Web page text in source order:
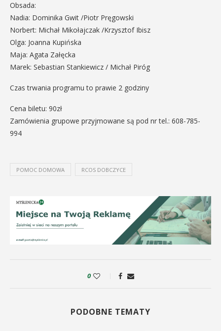
Obsada:
Nadia: Dominika Gwit /Piotr Pręgowski
Norbert: Michał Mikołajczak /Krzysztof Ibisz
Olga: Joanna Kupińska
Maja: Agata Załęcka
Marek: Sebastian Stankiewicz / Michał Piróg
Czas trwania programu to prawie 2 godziny
Cena biletu: 90zł
Zamówienia grupowe przyjmowane są pod nr tel.: 608-785-
994
POMOC DOMOWA RCOS DOBCZYCE
0
PODOBNE TEMATY